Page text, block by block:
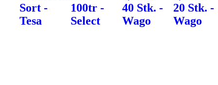
Sort -
Tesa
100tr -
Select
40 Stk. -
Wago
20 Stk. -
Wago